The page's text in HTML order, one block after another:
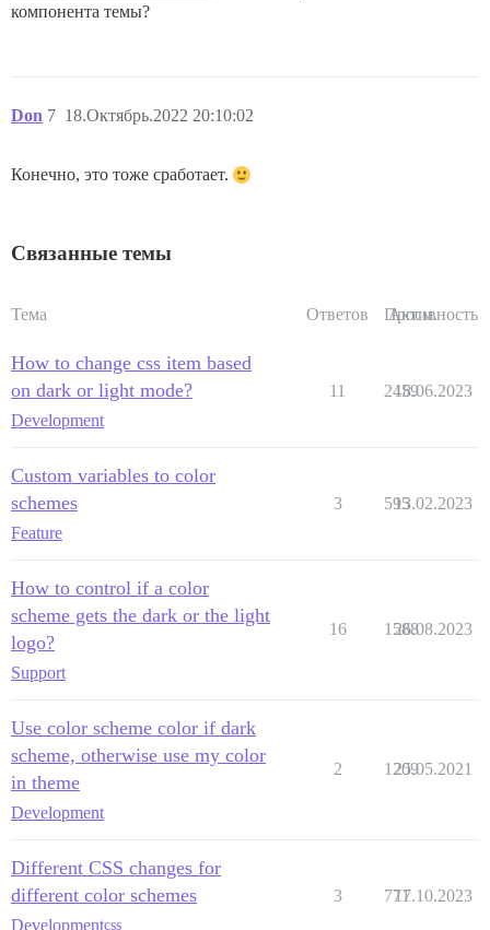
компонента темы?
Don 18.Октябрь.2022 20:10:02
7
Конечно, это тоже сработает.
Связанные темы
Тема Ответов Просм.
Активность
How to change css item based
on dark or light mode?
Development
11 2459
18.06.2023
Custom variables to color
schemes
Feature
3 595
13.02.2023
How to control if a color
scheme gets the dark or the light
logo?
Support
16 1588
26.08.2023
Use color scheme color if dark
scheme, otherwise use my color
in theme
Development
2 1209
25.05.2021
Different CSS changes for
different color schemes
Developmentcss
3 771
17.10.2023